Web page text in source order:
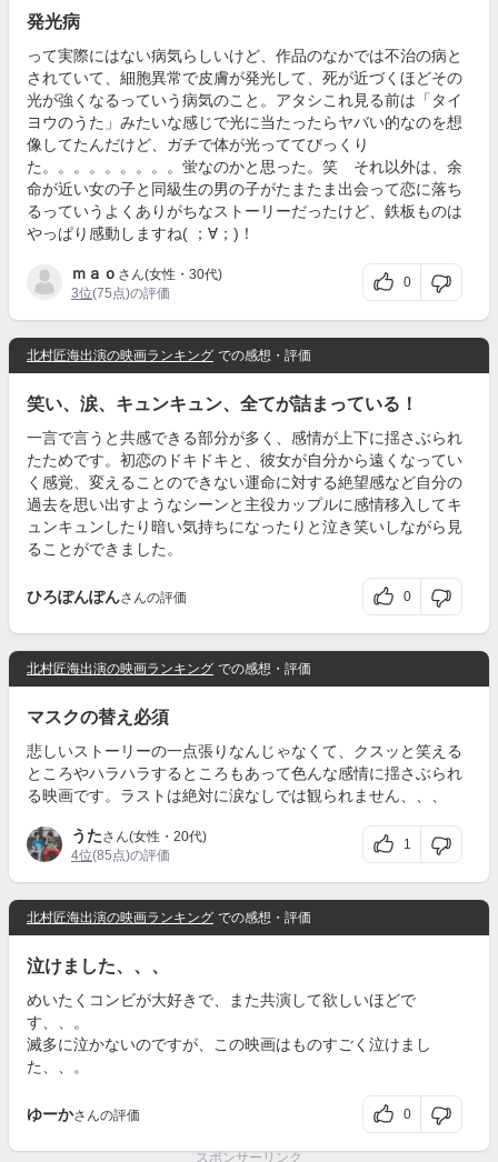
発光病
って実際にはない病気らしいけど、作品のなかでは不治の病と
されていて、細胞異常で皮膚が発光して、死が近づくほどその
光が強くなるっていう病気のこと。アタシこれ見る前は「タイ
ヨウのうた」みたいな感じで光に当たったらヤバい的なのを想
像してたんだけど、ガチで体が光っててびっくり
た。。。。。。。。。蛍なのかと思った。笑 それ以外は、余
命が近い女の子と同級生の男の子がたまたま出会って恋に落ち
るっていうよくありがちなストーリーだったけど、鉄板ものは
やっぱり感動しますね( ；∀；)！
ｍａｏ さん(女性・30代)
3位(75点)の評価
0
北村匠海出演の映画ランキング での感想・評価
笑い、涙、キュンキュン、全てが詰まっている！
一言で言うと共感できる部分が多く、感情が上下に揺さぶられ
たためです。初恋のドキドキと、彼女が自分から遠くなってい
く感覚、変えることのできない運命に対する絶望感など自分の
過去を思い出すようなシーンと主役カップルに感情移入してキ
ュンキュンしたり暗い気持ちになったりと泣き笑いしながら見
ることができました。
ひろぽんぽんさんの評価 0
北村匠海出演の映画ランキング での感想・評価
マスクの替え必須
悲しいストーリーの一点張りなんじゃなくて、クスッと笑える
ところやハラハラするところもあって色んな感情に揺さぶられ
る映画です。ラストは絶対に涙なしでは観られません、、、
うたさん(女性・20代)
4位(85点)の評価
1
北村匠海出演の映画ランキング での感想・評価
泣けました、、、
めいたくコンビが大好きで、また共演して欲しいほどで
す、、。
滅多に泣かないのですが、この映画はものすごく泣けまし
た、、。
ゆーかさんの評価 0
スポンサーリンク